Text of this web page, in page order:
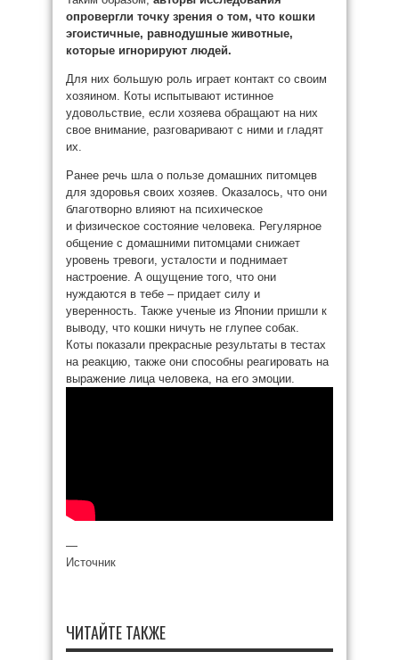
опровергли точку зрения о том, что кошки
эгоистичные, равнодушные животные,
которые игнорируют людей.
Для них большую роль играет контакт со своим
хозяином. Коты испытывают истинное
удовольствие, если хозяева обращают на них
свое внимание, разговаривают с ними и гладят
их.
Ранее речь шла о пользе домашних питомцев
для здоровья своих хозяев. Оказалось, что они
благотворно влияют на психическое
и физическое состояние человека. Регулярное
общение с домашними питомцами снижает
уровень тревоги, усталости и поднимает
настроение. А ощущение того, что они
нуждаются в тебе – придает силу и
уверенность. Также ученые из Японии пришли к
выводу, что кошки ничуть не глупее собак.
Коты показали прекрасные результаты в тестах
на реакцию, также они способны реагировать на
выражение лица человека, на его эмоции.
—
Источник
ЧИТАЙТЕ ТАКЖЕ